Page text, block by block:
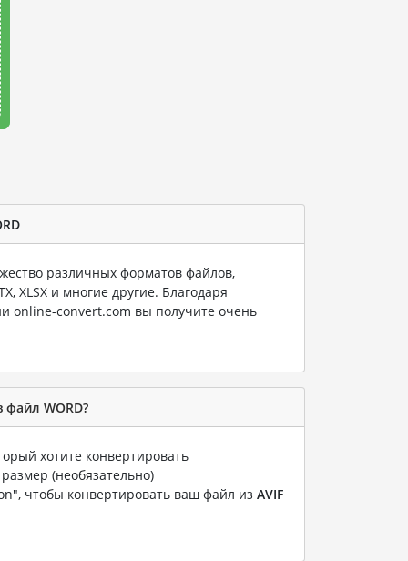
различных форматов файлов,
XLSX и многие другие. Благодаря
online-convert.com вы получите очень
файл WORD?
хотите конвертировать
(необязательно)
чтобы конвертировать ваш файл из AVIF